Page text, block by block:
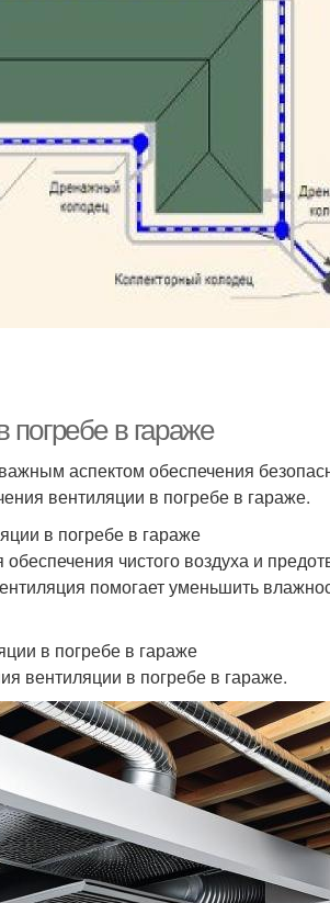
в гараже
аспектом обеспечения
вентиляции в погребе в гараже.
в погребе в гараже
чистого воздуха и
помогает уменьшить
в погребе в гараже
вентиляции в погребе в гараже.